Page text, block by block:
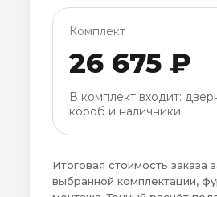
Комплект
26 675 ₽
В комплект входит:
короб и наличники.
Итоговая стоимость заказа
выбранной комплектации,